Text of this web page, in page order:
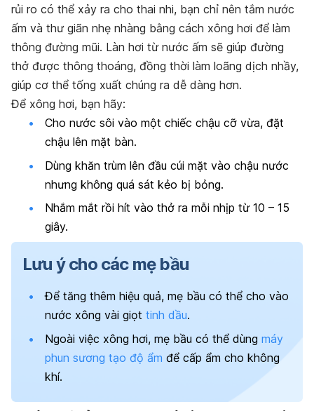
rủi ro có thể xảy ra cho thai nhi, bạn chỉ nên tắm nước
ấm và thư giãn nhẹ nhàng bằng cách xông hơi để làm
thông đường mũi. Làn hơi từ nước ấm sẽ giúp đường
thở được thông thoáng, đồng thời làm loãng dịch nhầy,
giúp cơ thể tống xuất chúng ra dễ dàng hơn.
Để xông hơi, bạn hãy:
Cho nước sôi vào một chiếc chậu cỡ vừa, đặt
chậu lên mặt bàn.
Dùng khăn trùm lên đầu cúi mặt vào chậu nước
nhưng không quá sát kẻo bị bỏng.
Nhắm mắt rồi hít vào thở ra mỗi nhịp từ 10 – 15
giây.
Lưu ý cho các mẹ bầu
Để tăng thêm hiệu quả, mẹ bầu có thể cho vào
nước xông vài giọt tinh dầu.
Ngoài việc xông hơi, mẹ bầu có thể dùng máy
phun sương tạo độ ẩm để cấp ẩm cho không
khí.